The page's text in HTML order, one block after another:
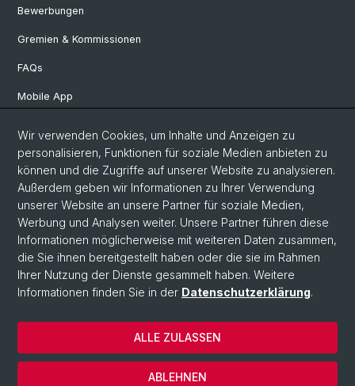
Bewerbungen
Gremien & Kommissionen
FAQs
Mobile App
Departement Geschichte
Departement Gesellschaftswissenschaften
Departement Künste, Medien, Philosophie
Departement Sprach- und Literaturwissenschaften
© Universität Basel
Philosophisch-Historische Fakultät
Kontakt & Öffnungszeiten
Wir verwenden Cookies, um Inhalte und Anzeigen zu
personalisieren, Funktionen für soziale Medien anbieten zu
können und die Zugriffe auf unserer Website zu analysieren.
Außerdem geben wir Informationen zu Ihrer Verwendung
unserer Website an unsere Partner für soziale Medien,
Werbung und Analysen weiter. Unsere Partner führen diese
Informationen möglicherweise mit weiteren Daten zusammen,
die Sie ihnen bereitgestellt haben oder die sie im Rahmen
Ihrer Nutzung der Dienste gesammelt haben. Weitere
Informationen finden Sie in der Datenschutzerklärung.
ABLEHNEN
ALLE ZULASSEN